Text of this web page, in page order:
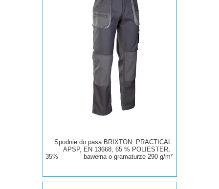
Spodnie do pasa BRIXTON PRACTICAL
APSP, EN 13668, 65 % POLIESTER,
35% bawełnao gramaturze 290 g/m²